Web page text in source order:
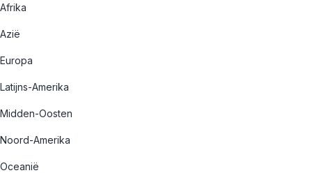
Afrika
Azië
Europa
Latijns-Amerika
Midden-Oosten
Noord-Amerika
Oceanië